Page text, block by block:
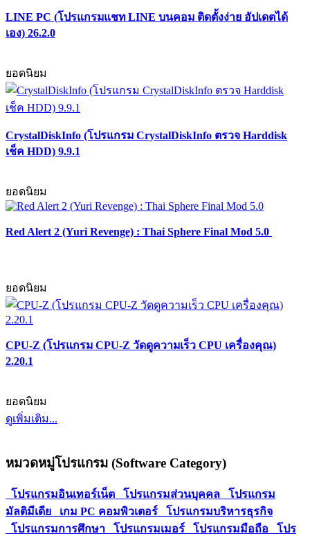
LINE PC (โปรแกรมแชท LINE บนคอม ติดตั้งง่าย อัปเดตได้
เอง) 26.2.0
ยอดนิยม
CrystalDiskInfo (โปรแกรม CrystalDiskInfo ตรวจ Harddisk
เช็ค HDD) 9.9.1
ยอดนิยม
Red Alert 2 (Yuri Revenge) : Thai Sphere Final Mod 5.0
ยอดนิยม
CPU-Z (โปรแกรม CPU-Z วัดดูความเร็ว CPU เครื่องคุณ)
2.20.1
ยอดนิยม
ดูเพิ่มเติม...
หมวดหมู่โปรแกรม (Software Category)
โปรแกรมอินเทอร์เน็ต โปรแกรมส่วนบุคคล
โปรแกรม
มัลติมีเดีย
เกม PC คอมพิวเตอร์
โปรแกรมบริหารธุรกิจ
โปรแกรมการศึกษา
โปรแกรมเมอร์ โปรแกรมมือถือ
โปร